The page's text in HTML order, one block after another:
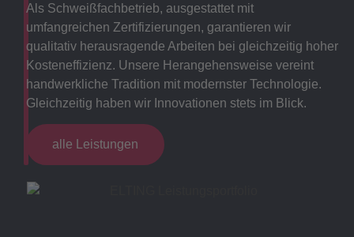
Als Schweißfachbetrieb, ausgestattet mit
umfangreichen Zertifizierungen, garantieren wir
qualitativ herausragende Arbeiten bei gleichzeitig hoher
Kosteneffizienz. Unsere Herangehensweise vereint
handwerkliche Tradition mit modernster Technologie.
Gleichzeitig haben wir Innovationen stets im Blick.
alle Leistungen